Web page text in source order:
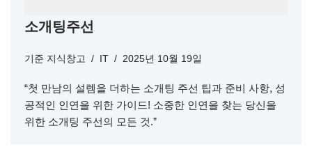
소개팅주선
기준 지식창고 IT 2025년 10월 19일
“첫 만남의 설렘을 더하는 소개팅 주선 팁과 준비 사항, 성
공적인 인연을 위한 가이드! 소중한 인연을 찾는 당신을
위한 소개팅 주선의 모든 것.”